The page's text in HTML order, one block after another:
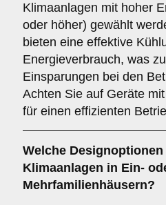
Klimaanlagen mit hoher
oder höher) gewählt
bieten eine effektive
Energieverbrauch, was
Einsparungen bei den
Achten Sie auf Geräte
für einen effizienten
Welche Designoptionen
Klimaanlagen in Ein-
Mehrfamilienhäusern?